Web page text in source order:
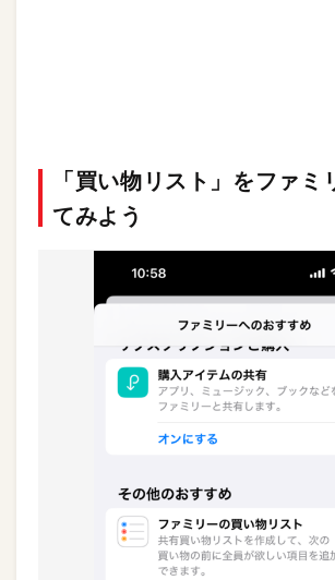
「買い物リスト」をファミ
てみよう